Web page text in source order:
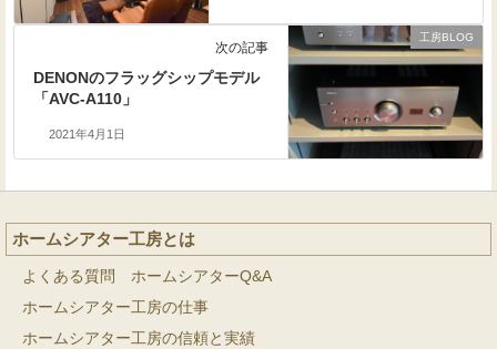
工房BLOG
次の記事
DENONのフラッグシップモデル
「AVC-A110」
2021年4月1日
ホームシアター工房とは
よくある質問 ホームシアターQ&A
ホームシアター工房の仕事
ホームシアター工房の信頼と実績